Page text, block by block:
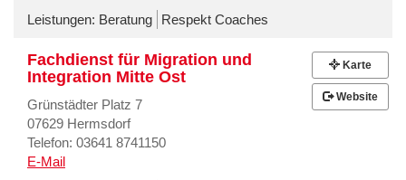
Leistungen: Beratung Respekt Coaches
Fachdienst für Migration und
Integration Mitte Ost
Grünstädter Platz 7
07629 Hermsdorf
Telefon: 03641 8741150
E-Mail
Karte
Website